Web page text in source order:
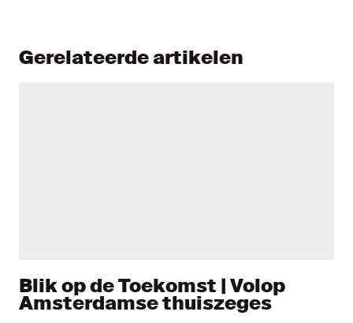
Gerelateerde artikelen
Blik op de Toekomst | Volop
Amsterdamse thuiszeges